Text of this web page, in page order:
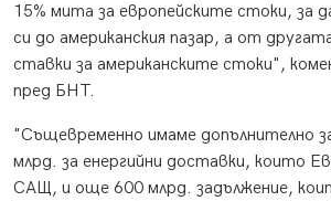
15% мита за европейските стоки, за
си до американския пазар, а от
ставки за американските стоки",
пред БНТ.
"Същевременно имаме допълнително
млрд. за енергийни доставки, които
САЩ, и още 600 млрд. задължение,